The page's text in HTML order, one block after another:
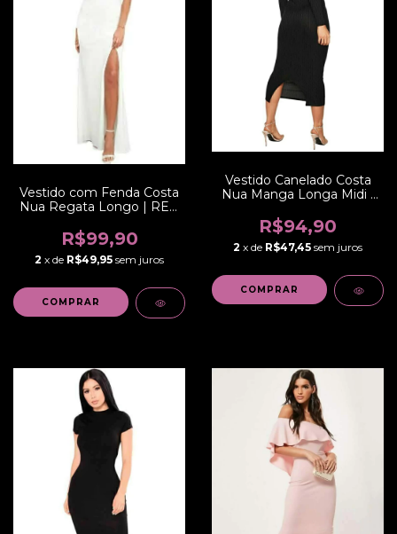
Vestido com Fenda Costa
Nua Regata Longo | REF:
R$99,90
2 x de R$49,95 sem juros
COMPRAR
Vestido Canelado Costa
Nua Manga Longa Midi |
R$94,90
2 x de R$47,45 sem juros
COMPRAR